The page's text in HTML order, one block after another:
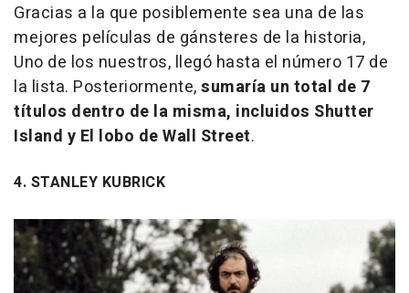
Gracias a la que posiblemente sea una de las
mejores películas de gánsteres de la historia,
Uno de los nuestros, llegó hasta el número 17 de
la lista. Posteriormente,sumaría un total de 7
títulos dentro de la misma, incluidos Shutter
Island y El lobo de Wall Street.
4. STANLEY KUBRICK